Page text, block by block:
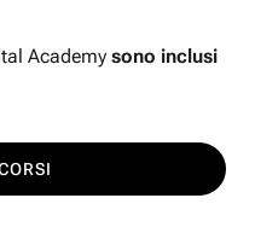
Academy sono inclusi